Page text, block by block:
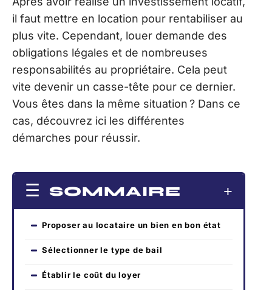
il faut mettre en location pour rentabiliser au
plus vite. Cependant, louer demande des
obligations légales et de nombreuses
responsabilités au propriétaire. Cela peut
vite devenir un casse-tête pour ce dernier.
Vous êtes dans la même situation ? Dans ce
cas, découvrez ici les différentes
démarches pour réussir.
SOMMAIRE
Proposer au locataire un bien en bon état
Sélectionner le type de bail
Établir le coût du loyer